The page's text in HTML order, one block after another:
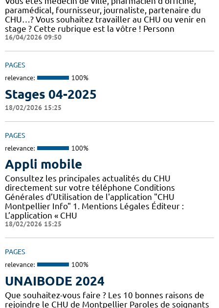
paramédical, fournisseur, journaliste, partenaire du
CHU…? Vous souhaitez travailler au CHU ou venir en
stage ? Cette rubrique est la vôtre ! Personn
16/04/2026 09:50
PAGES
relevance: 100%
Stages 04-2025
18/02/2026 15:25
PAGES
relevance: 100%
Appli mobile
Consultez les principales actualités du CHU
directement sur votre téléphone Conditions
Générales d’Utilisation de l'application "CHU
Montpellier Info" 1. Mentions Légales Éditeur :
L’application « CHU
18/02/2026 15:25
PAGES
relevance: 100%
UNAIBODE 2024
Que souhaitez-vous faire ? Les 10 bonnes raisons de
rejoindre le CHU de Montpellier Paroles de soignants